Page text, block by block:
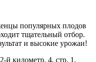
популярных плодов
тщательный отбор.
и высокие урожаи!
й километр, 4, стр. 1,